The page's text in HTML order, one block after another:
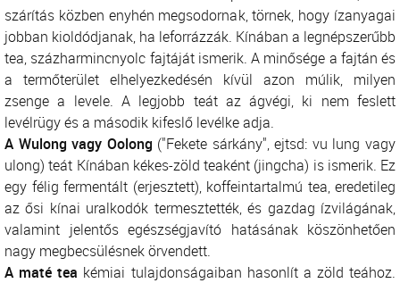
szárítás közben enyhén megsodornak, törnek, hogy ízanyagai
jobban kioldódjanak, ha leforrázzák. Kínában a legnépszerűbb
tea, százharmincnyolc fajtáját ismerik. A minősége a fajtán és
a termőterület elhelyezkedésén kívül azon múlik, milyen
zsenge a levele. A legjobb teát az ágvégi, ki nem feslett
levélrügy és a második kifeslő levélke adja.
A Wulong vagy Oolong ("Fekete sárkány", ejtsd: vu lung vagy
ulong) teát Kínában kékes-zöld teaként (jingcha) is ismerik. Ez
egy félig fermentált (erjesztett), koffeintartalmú tea, eredetileg
az ősi kínai uralkodók termesztették, és gazdag ízvilágának,
valamint jelentős egészségjavító hatásának köszönhetően
nagy megbecsülésnek örvendett.
A maté tea kémiai tulajdonságaiban hasonlít a zöld teához.